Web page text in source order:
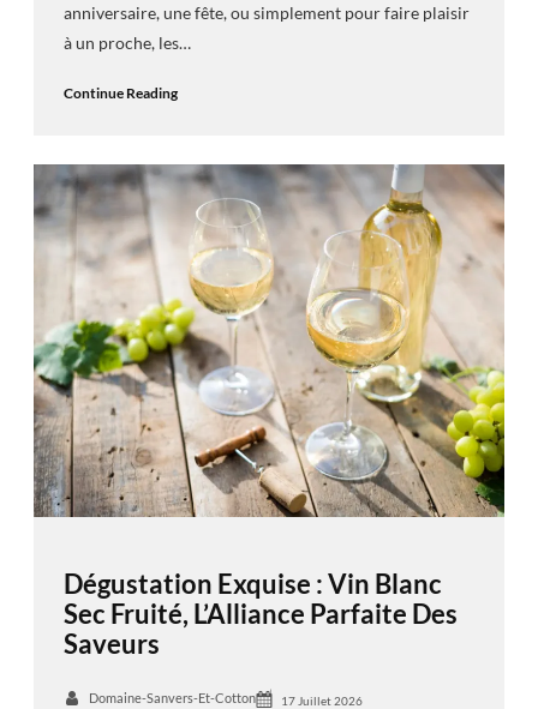
anniversaire, une fête, ou simplement pour faire plaisir
à un proche, les…
Continue Reading
Dégustation Exquise : Vin Blanc
Sec Fruité, L’Alliance Parfaite Des
Saveurs
Domaine-Sanvers-Et-Cotton 17 Juillet 2026